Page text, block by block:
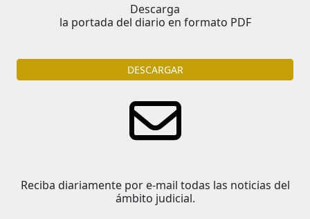
Descarga
la portada del diario en formato PDF
DESCARGAR
Reciba diariamente por e-mail todas las noticias del
ámbito judicial.